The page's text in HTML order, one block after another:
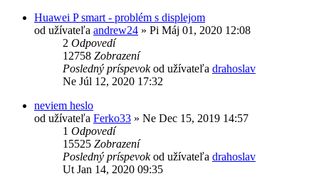
Huawei P smart - problém s displejom
od užívateľa andrew24 » Pi Máj 01, 2020 12:08
2 Odpovedí
12758 Zobrazení
Posledný príspevokod užívateľa drahoslav
Ne Júl 12, 2020 17:32
neviem heslo
od užívateľa Ferko33 » Ne Dec 15, 2019 14:57
1 Odpovedí
15525 Zobrazení
Posledný príspevokod užívateľa drahoslav
Ut Jan 14, 2020 09:35